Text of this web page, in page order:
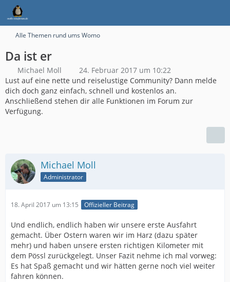
Alle Themen rund ums Womo
Da ist er
Michael Moll
24. Februar 2017 um 10:22
Lust auf eine nette und reiselustige Community? Dann melde
dich doch ganz einfach, schnell und kostenlos an.
Anschließend stehen dir alle Funktionen im Forum zur
Verfügung.
Michael Moll
Administrator
18. April 2017 um 13:15 Offizieller Beitrag
Und endlich, endlich haben wir unsere erste Ausfahrt
gemacht. Über Ostern waren wir im Harz (dazu später
mehr) und haben unsere ersten richtigen Kilometer mit
dem Pössl zurückgelegt. Unser Fazit nehme ich mal vorweg:
Es hat Spaß gemacht und wir hätten gerne noch viel weiter
fahren können.